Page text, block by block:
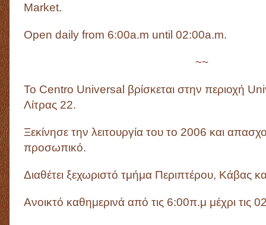
Market.
Open daily from 6:00a.m until 02:00a.m.
~~
Το Centro Universal βρίσκεται στην περιοχή
Λίτρας 22.
Ξεκίνησε την λειτουργία του το 2006 και
προσωπικό.
Διαθέτει ξεχωριστό τμήμα Περιπτέρου, Κάβας
Ανοικτό καθημερινά από τις 6:00π.μ μέχρι τις